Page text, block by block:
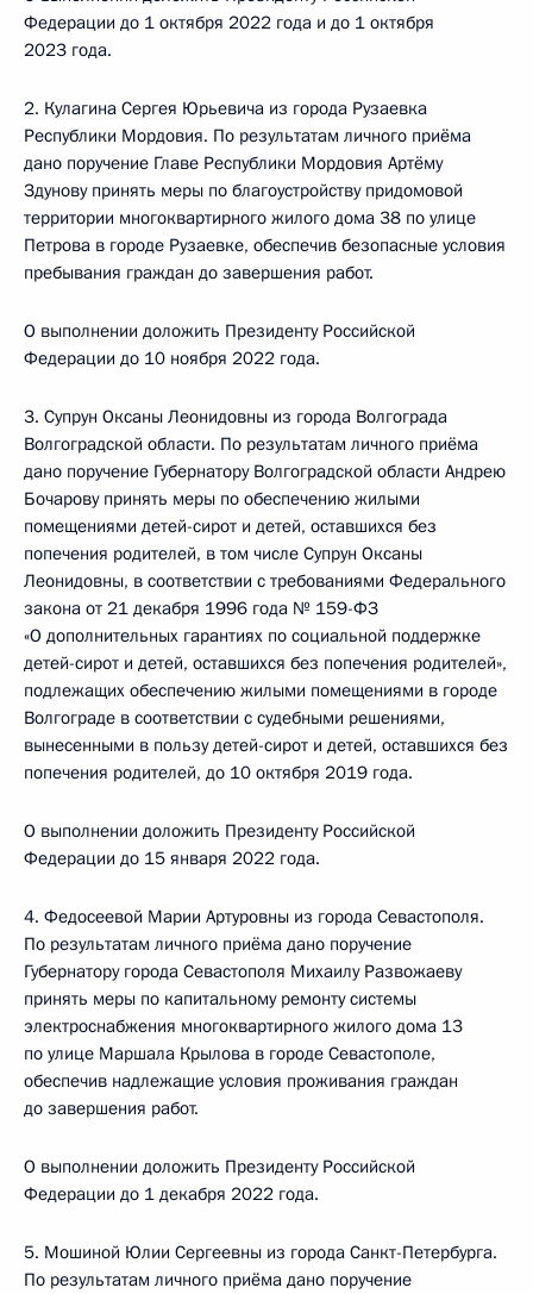
Федерации до 1 октября 2022 года и до 1 октября
2023 года.
2. Кулагина Сергея Юрьевича из города Рузаевка
Республики Мордовия. По результатам личного приёма
дано поручение Главе Республики Мордовия Артёму
Здунову принять меры по благоустройству придомовой
территории многоквартирного жилого дома 38 по улице
Петрова в городе Рузаевке, обеспечив безопасные условия
пребывания граждан до завершения работ.
О выполнении доложить Президенту Российской
Федерации до 10 ноября 2022 года.
3. Супрун Оксаны Леонидовны из города Волгограда
Волгоградской области. По результатам личного приёма
дано поручение Губернатору Волгоградской области Андрею
Бочарову принять меры по обеспечению жилыми
помещениями детей-сирот и детей, оставшихся без
попечения родителей, в том числе Супрун Оксаны
Леонидовны, в соответствии с требованиями Федерального
закона от 21 декабря 1996 года № 159-ФЗ
«О дополнительных гарантиях по социальной поддержке
детей-сирот и детей, оставшихся без попечения родителей»,
подлежащих обеспечению жилыми помещениями в городе
Волгограде в соответствии с судебными решениями,
вынесенными в пользу детей-сирот и детей, оставшихся без
попечения родителей, до 10 октября 2019 года.
О выполнении доложить Президенту Российской
Федерации до 15 января 2022 года.
4. Федосеевой Марии Артуровны из города Севастополя.
По результатам личного приёма дано поручение
Губернатору города Севастополя Михаилу Развожаеву
принять меры по капитальному ремонту системы
электроснабжения многоквартирного жилого дома 13
по улице Маршала Крылова в городе Севастополе,
обеспечив надлежащие условия проживания граждан
до завершения работ.
О выполнении доложить Президенту Российской
Федерации до 1 декабря 2022 года.
5. Мошиной Юлии Сергеевны из города Санкт-Петербурга.
По результатам личного приёма дано поручение